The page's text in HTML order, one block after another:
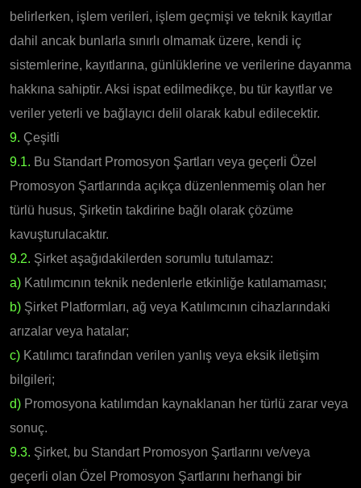
belirlerken, işlem verileri, işlem geçmişi ve teknik kayıtlar
dahil ancak bunlarla sınırlı olmamak üzere, kendi iç
sistemlerine, kayıtlarına, günlüklerine ve verilerine dayanma
hakkına sahiptir. Aksi ispat edilmedikçe, bu tür kayıtlar ve
veriler yeterli ve bağlayıcı delil olarak kabul edilecektir.
9. Çeşitli
9.1. Bu Standart Promosyon Şartları veya geçerli Özel
Promosyon Şartlarında açıkça düzenlenmemiş olan her
türlü husus, Şirketin takdirine bağlı olarak çözüme
kavuşturulacaktır.
9.2. Şirket aşağıdakilerden sorumlu tutulamaz:
a) Katılımcının teknik nedenlerle etkinliğe katılamaması;
b) Şirket Platformları, ağ veya Katılımcının cihazlarındaki
arızalar veya hatalar;
c) Katılımcı tarafından verilen yanlış veya eksik iletişim
bilgileri;
d) Promosyona katılımdan kaynaklanan her türlü zarar veya
sonuç.
9.3. Şirket, bu Standart Promosyon Şartlarını ve/veya
geçerli olan Özel Promosyon Şartlarını herhangi bir